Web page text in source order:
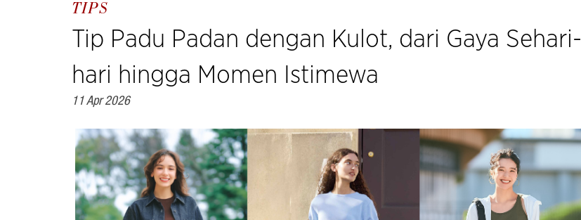
TIPS
Tip Padu Padan dengan Kulot, dari Gaya Sehari-
hari hingga Momen Istimewa
11 Apr 2026